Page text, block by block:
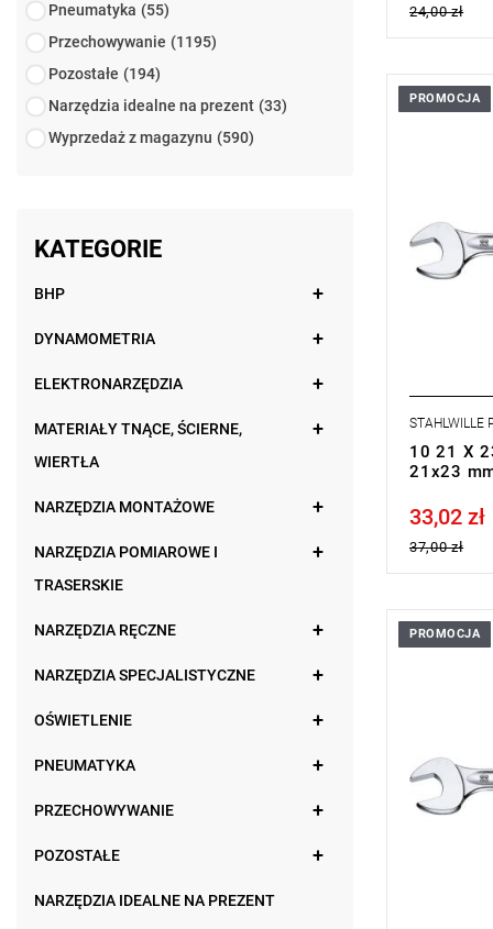
Pneumatyka (55)
Przechowywanie (1195)
Pozostałe (194)
Narzędzia idealne na prezent (33)
Wyprzedaż z magazynu (590)
KATEGORIE
BHP
DYNAMOMETRIA
ELEKTRONARZĘDZIA
MATERIAŁY TNĄCE, ŚCIERNE,
WIERTŁA
NARZĘDZIA MONTAŻOWE
NARZĘDZIA POMIAROWE I
TRASERSKIE
NARZĘDZIA RĘCZNE
NARZĘDZIA SPECJALISTYCZNE
OŚWIETLENIE
PNEUMATYKA
PRZECHOWYWANIE
POZOSTAŁE
NARZĘDZIA IDEALNE NA PREZENT
24,00 zł
wyjątkowo
kuta
PROMOCJA
STAHLWILLE
10 21 X
21x23
Price tax
33,02 zł
37,00 zł
wyjątkowo
kuta
PROMOCJA